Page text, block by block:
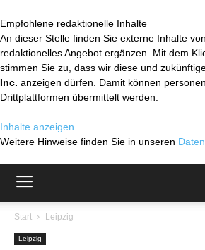
Empfohlene redaktionelle Inhalte
An dieser Stelle finden Sie externe Inhalte von
redaktionelles Angebot ergänzen. Mit dem
stimmen Sie zu, dass wir diese und
Inc. anzeigen dürfen. Damit können
Drittplattformen übermittelt werden.
Inhalte anzeigen
Weitere Hinweise finden Sie in unseren
Start Leipzig
Leipzig